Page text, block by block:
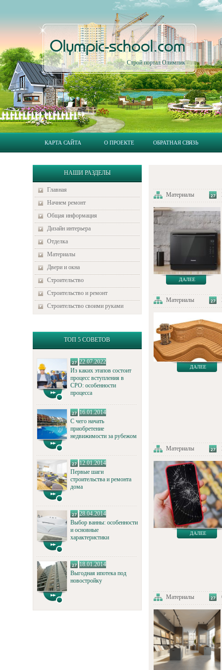
Olympic-school.com
Строй портал Олимпик
КАРТА САЙТА О ПРОЕКТЕ ОБРАТНАЯ СВЯЗЬ
НАШИ РАЗДЕЛЫ
Главная
Начнем ремонт
Общая информация
Дизайн интерьера
Отделка
Материалы
Двери и окна
Строительство
Строительство и ремонт
Строительство своими руками
ТОП 5 СОВЕТОВ
22.07.2022
Из каких этапов состоит
процесс вступления в
СРО: особенности
процесса
16.01.2014
С чего начать
приобретение
недвижимости за рубежом
12.01.2014
Первые шаги
строительства и ремонта
дома
28.04.2014
Выбор ванны: особенности
и основные
характеристики
18.01.2014
Выгодная ипотека под
новостройку
Материалы
ДАЛЕЕ
Материалы
ДАЛЕЕ
Материалы
ДАЛЕЕ
Материалы